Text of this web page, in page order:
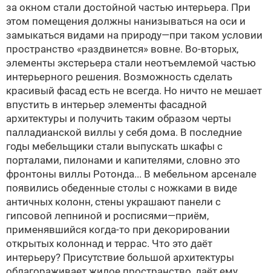
за окном стали достойной частью интерьера. При
этом помещения должны нанизываться на оси и
замыкаться видами на природу—при таком условии
пространство «раздвинется» вовне. Во-вторых,
элементы экстерьера стали неотъемлемой частью
интерьерного решения. Возможность сделать
красивый фасад есть не всегда. Но ничто не мешает
впустить в интерьер элементы фасадной
архитектуры и получить таким образом черты
палладианской виллы у себя дома. В последние
годы мебельщики стали выпускать шкафы с
порталами, пилонами и капителями, словно это
фронтоны виллы Ротонда... В мебельном арсенале
появились обеденные столы с ножками в виде
античных колонн, стены украшают панели с
гипсовой лепниной и росписями—приём,
применявшийся когда-то при декорировании
открытых колоннад и террас. Что это даёт
интерьеру? Присутствие большой архитектуры